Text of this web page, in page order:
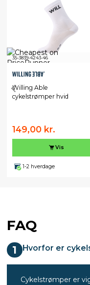
35-3839-4243-46
Willing Able
cykelstrømper hvid
149,00 kr.
Vis
1-2 hverdage
FAQ
1 Hvorfor er
Cykelstrømper er